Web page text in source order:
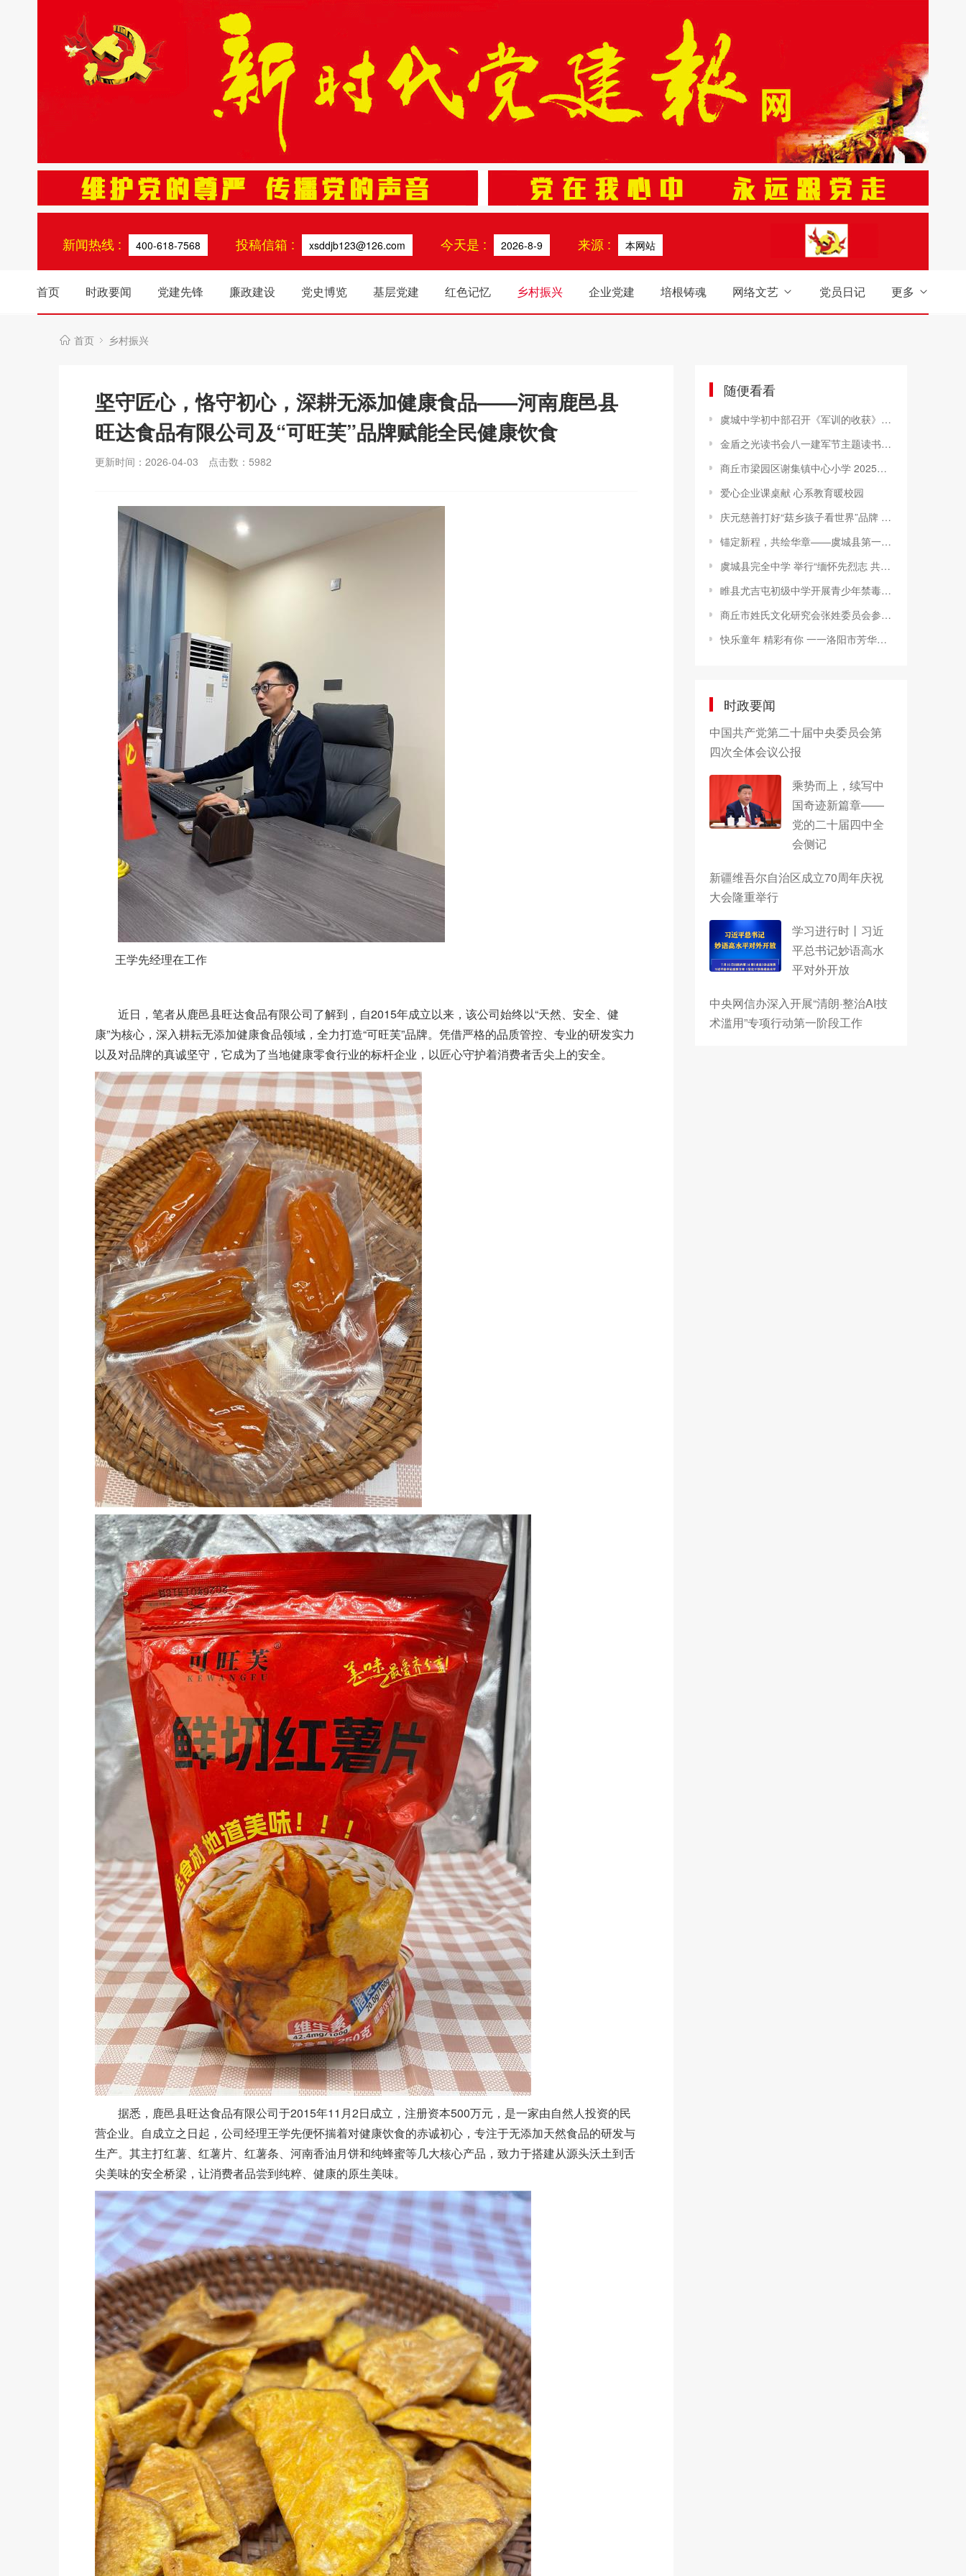
新闻热线 : 400-618-7568 投稿信箱 : xsddjb123@126.com 今天是 : 2026-8-9 来源 : 本网站
首页 时政要闻 党建先锋 廉政建设 党史博览 基层党建 红色记忆 乡村振兴 企业党建 培根铸魂 网络文艺 党员日记 更多
首页 乡村振兴
坚守匠心，恪守初心，深耕无添加健康食品——河南鹿邑县
旺达食品有限公司及“可旺芙”品牌赋能全民健康饮食
更新时间：2026-04-03 点击数： 5982
王学先经理在工作
近日，笔者从鹿邑县旺达食品有限公司了解到，自2015年成立以来，该公司始终以“天然、安全、健
康”为核心，深入耕耘无添加健康食品领域，全力打造“可旺芙”品牌。凭借严格的品质管控、专业的研发实力
以及对品牌的真诚坚守，它成为了当地健康零食行业的标杆企业，以匠心守护着消费者舌尖上的安全。
据悉，鹿邑县旺达食品有限公司于2015年11月2日成立，注册资本500万元，是一家由自然人投资的民
营企业。自成立之日起，公司经理王学先便怀揣着对健康饮食的赤诚初心，专注于无添加天然食品的研发与
生产。其主打红薯、红薯片、红薯条、河南香油月饼和纯蜂蜜等几大核心产品，致力于搭建从源头沃土到舌
尖美味的安全桥梁，让消费者品尝到纯粹、健康的原生美味。
随便看看
虞城中学初中部召开《军训的收获》、“迎中秋庆国庆”手抄报比赛颁奖大会
金盾之光读书会八一建军节主题读书研学活动
商丘市梁园区谢集镇中心小学 2025年庆六一文化艺术节纪实
爱心企业课桌献 心系教育暖校园
庆元慈善打好“菇乡孩子看世界”品牌 从兜底助学向精准育才转型
锚定新程，共绘华章——虞城县第一中等专业学校召开2025年秋季学期全体教职工会议
虞城县完全中学 举行“缅怀先烈志 共铸中华魂”主题升旗仪式
睢县尤吉屯初级中学开展青少年禁毒主题系列活动
商丘市姓氏文化研究会张姓委员会参加二月二拜谒燧皇陵活动，并为捐赠的香樟树举行揭幕仪式
快乐童年 精彩有你 ​一一洛阳市芳华路小学勇创佳绩
时政要闻
中国共产党第二十届中央委员会第
四次全体会议公报
乘势而上，续写中
国奇迹新篇章——
党的二十届四中全
会侧记
新疆维吾尔自治区成立70周年庆祝
大会隆重举行
学习进行时丨习近
平总书记妙语高水
平对外开放
中央网信办深入开展“清朗·整治AI技
术滥用”专项行动第一阶段工作